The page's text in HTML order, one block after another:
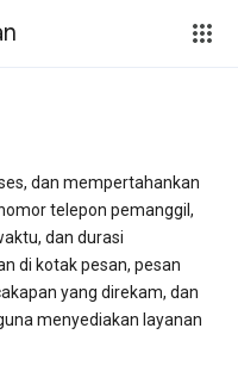
dan mempertahankan
telepon pemanggil,
dan durasi
di kotak pesan, pesan
yang direkam, dan
menyediakan layanan